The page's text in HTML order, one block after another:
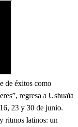
de éxitos como
regresa a Ushuaïa
23 y 30 de junio.
ritmos latinos: un